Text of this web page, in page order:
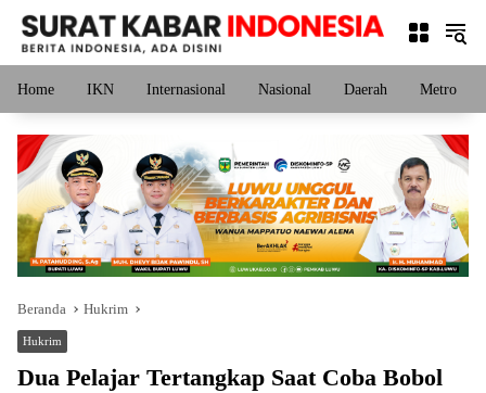
Langsung
konten
Home IKN Internasional Nasional Daerah Metro
Beranda Hukrim
Hukrim
Dua Pelajar Tertangkap Saat Coba Bobol